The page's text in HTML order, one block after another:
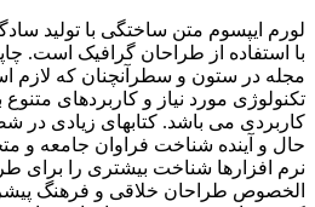
لورم ایپسوم متن ساختگی با تولید
با استفاده از طراحان گرافیک است.
مجله در ستون و سطرآنچنان که لازم
تکنولوژی مورد نیاز و کاربردهای متنوع
کاربردی می باشد. کتابهای زیادی
حال و آینده شناخت فراوان جامعه و
نرم افزارها شناخت بیشتری را برای
الخصوص طراحان خلاقی و فرهنگ